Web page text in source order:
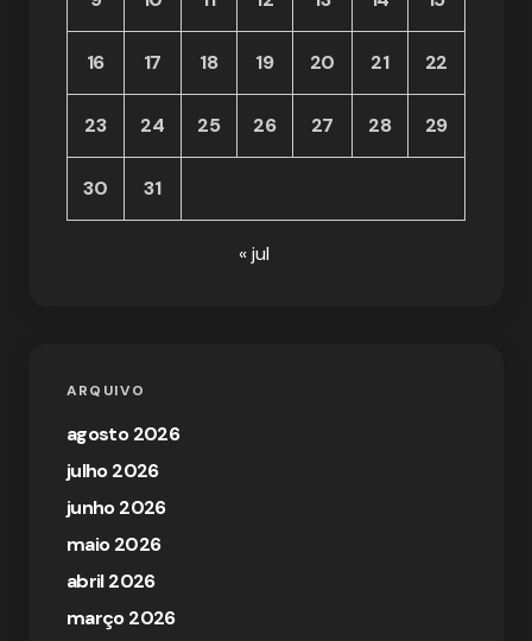
16 17 18 19 20 21 22
23 24 25 26 27 28 29
30 31
« jul
ARQUIVO
agosto 2026
julho 2026
junho 2026
maio 2026
abril 2026
março 2026